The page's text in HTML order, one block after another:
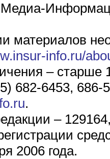
материалов
info.ru/
– старше
682-6453, 686-
.
–
2006 года.